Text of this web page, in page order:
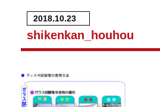
2018.10.23
shikenkan_houhou